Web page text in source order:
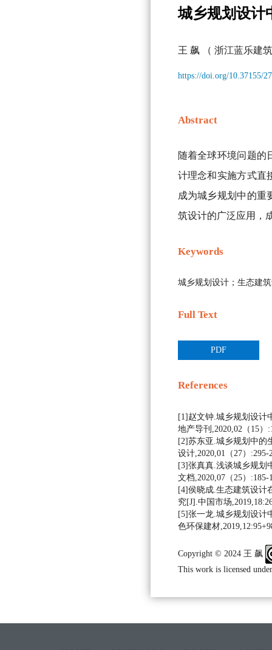
城乡规划设计
王 飙 （ 浙江蓝乐建
https://doi.org/10.37155/
Abstract
随着全球环境问题的
计理念和实施方式直
成为城乡规划中的重
筑设计的广泛应用，
Keywords
城乡规划设计；生态建
Full Text
PDF
References
[1]赵文钟.城乡规划设计
地产导刊,2020,02（15）
[2]苏东亚.城乡规划中的
设计,2020,01（27）:295-
[3]张真真.浅谈城乡规划
文档,2020,07（25）:185-
[4]侯晓成.生态建筑设计
究[J].中国市场
[5]张一龙.城乡规划设计
色环保建材
Copyright © 2024 王 飙
This work is licensed